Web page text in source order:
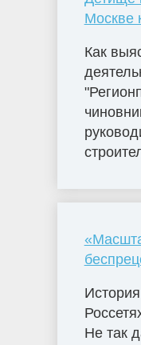
Москве
Как
Не так